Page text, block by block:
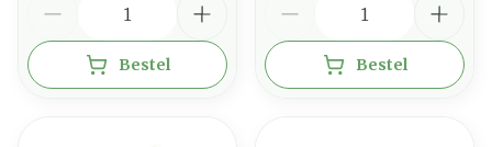
Bestel Bestel